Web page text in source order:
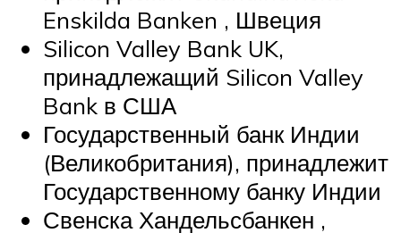
Enskilda Banken , Швеция
Silicon Valley Bank UK,
принадлежащий Silicon Valley
Bank в США
Государственный банк Индии
(Великобритания), принадлежит
Государственному банку Индии
Свенска Хандельсбанкен ,